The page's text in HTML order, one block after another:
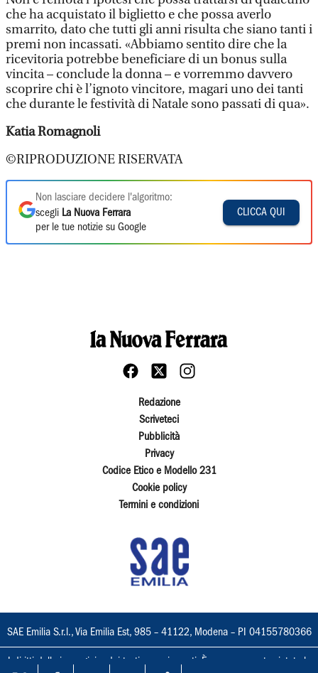
che ha acquistato il biglietto e che possa averlo
smarrito, dato che tutti gli anni risulta che siano tanti i
premi non incassati. «Abbiamo sentito dire che la
ricevitoria potrebbe beneficiare di un bonus sulla
vincita – conclude la donna – e vorremmo davvero
scoprire chi è l’ignoto vincitore, magari uno dei tanti
che durante le festività di Natale sono passati di qua».
Katia Romagnoli
©RIPRODUZIONE RISERVATA
Non lasciare decidere l'algoritmo:
scegli La Nuova Ferrara
per le tue notizie su Google
CLICCA QUI
Redazione
Scriveteci
Pubblicità
Privacy
Codice Etico e Modello 231
Cookie policy
Termini e condizioni
SAE Emilia S.r.l., Via Emilia Est, 985 – 41122, Modena – PI 04155780366
I diritti delle immagini e dei testi sono riservati. È espressamente vietata la